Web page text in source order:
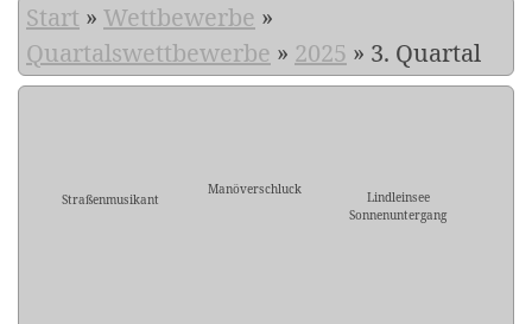
Start » Wettbewerbe »
Quartalswettbewerbe » 2025 » 3. Quartal
Straßenmusikant
Manöverschluck
Lindleinsee
Sonnenuntergang